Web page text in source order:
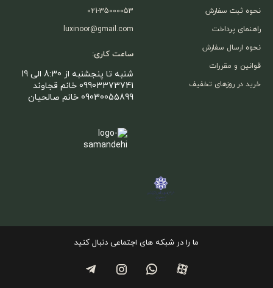
نحوه ثبت سفارش
راهنمای پرداخت
نحوه ارسال سفارش
قوانین و مقررات
خرید در روزهای تخفیف
021-35000053
luxinoor@gmail.com
ساعت کاری:
شنبه تا پنجشنبه از 8:30 الی 19
09903373741 خانم قجاوند
09030055899 خانم صالحیان
ما را در شبکه های اجتماعی دنبال کنید